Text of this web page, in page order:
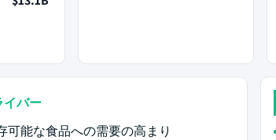
イバー
可能な食品への需要の高まり